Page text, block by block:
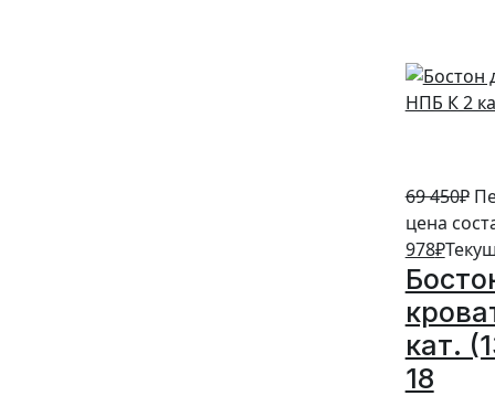
69 450₽
цена
978₽
кат.
18